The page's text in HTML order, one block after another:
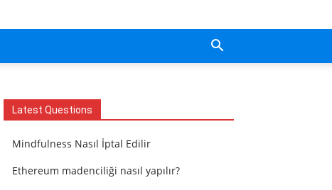
Latest Questions
Mindfulness Nasıl İptal Edilir
Ethereum madenciliği nasıl yapılır?